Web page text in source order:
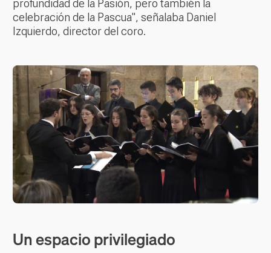
profundidad de la Pasión, pero también la
celebración de la Pascua", señalaba Daniel
Izquierdo, director del coro.
Un espacio privilegiado